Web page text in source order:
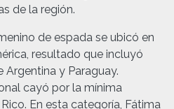
de la región.
de espada se ubicó en
resultado que incluyó
y Paraguay.
cayó por la mínima
En esta categoría, Fátima